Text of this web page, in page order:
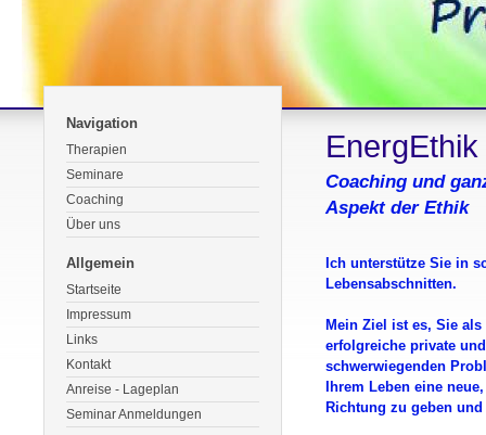
Navigation
Therapien
Seminare
Coaching
Über uns
Allgemein
Startseite
Impressum
Links
Kontakt
Anreise - Lageplan
Seminar Anmeldungen
EnergEthik
Coaching und
Aspekt der Ethik
Ich unterstütze Sie in
Lebensabschnitten.
Mein Ziel ist es, Sie
erfolgreiche private
schwerwiegenden
Ihrem Leben eine
Richtung zu geben